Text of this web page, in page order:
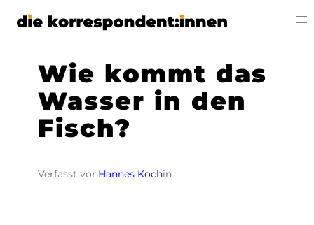
Zum
Wie kommt das
Wasser in den
Fisch?
Verfasst vonHannes Kochin